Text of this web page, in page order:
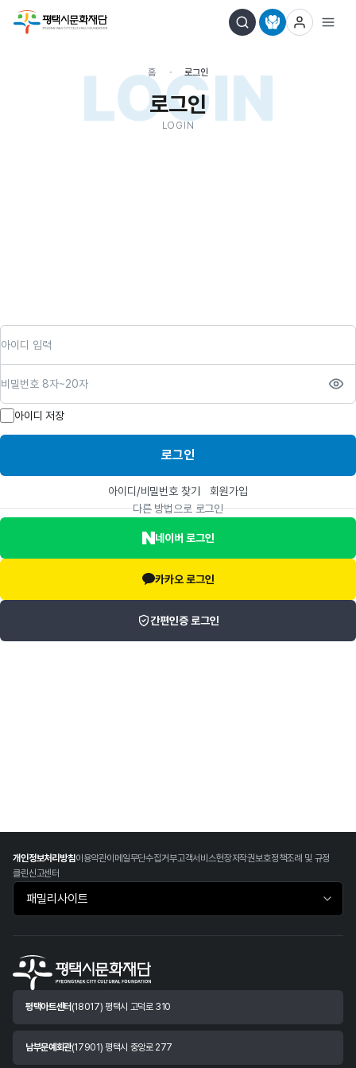
LOGIN
홈 로그인
로그인
LOGIN
아이디 저장
로그인
아이디/비밀번호 찾기
회원가입
다른 방법으로 로그인
네이버 로그인
카카오 로그인
간편인증 로그인
개인정보처리방침이용약관이메일무단수집거부고객서비스헌장저작권보호정책조례 및 규정
클린신고센터
패밀리사이트 바로가기
평택아트센터 (18017) 평택시 고덕로 310
남부문예회관(17901) 평택시 중앙로 277